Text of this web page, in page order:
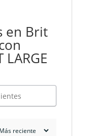
en Brit
LARGE